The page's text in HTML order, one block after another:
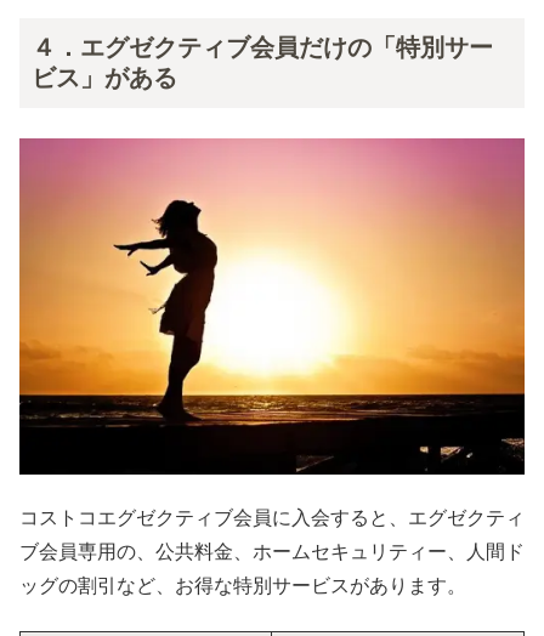
４．エグゼクティブ会員だけの「特別サー
ビス」がある
コストコエグゼクティブ会員に入会すると、エグゼクティ
ブ会員専用の、公共料金、ホームセキュリティー、人間ド
ッグの割引など、お得な特別サービスがあります。